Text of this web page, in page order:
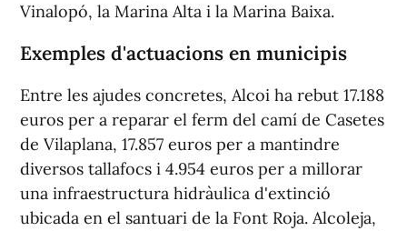
Vinalopó, la Marina Alta i la Marina Baixa.
Exemples d'actuacions en municipis
Entre les ajudes concretes, Alcoi ha rebut 17.188
euros per a reparar el ferm del camí de Casetes
de Vilaplana, 17.857 euros per a mantindre
diversos tallafocs i 4.954 euros per a millorar
una infraestructura hidràulica d'extinció
ubicada en el santuari de la Font Roja. Alcoleja,